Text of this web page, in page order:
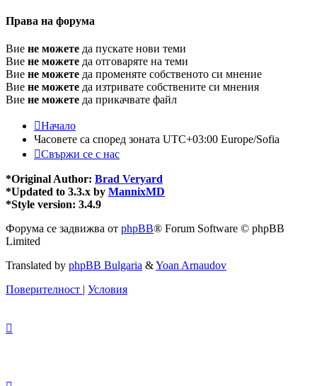
Права на форума
Вие не можете да пускате нови теми
Вие не можете да отговаряте на теми
Вие не можете да променяте собственото си мнение
Вие не можете да изтривате собствените си мнения
Вие не можете да прикачвате файл
Начало
Часовете са според зоната UTC+03:00 Europe/Sofia
Свържи се с нас
*Original Author: Brad Veryard
*Updated to 3.3.x by MannixMD
*Style version: 3.4.9
Форума се задвижва от phpBB® Forum Software © phpBB
Limited
Translated by phpBB Bulgaria &Yoan Arnaudov
Поверителност | Условия